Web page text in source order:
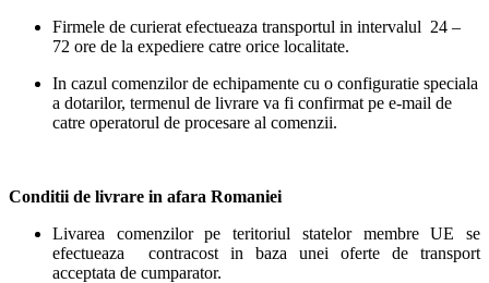
Firmele de curierat efectueaza transportul in intervalul 24 –
72 ore de la expediere catre orice localitate.
In cazul comenzilor de echipamente cu o configuratie speciala
a dotarilor, termenul de livrare va fi confirmat pe e-mail de
catre operatorul de procesare al comenzii.
Conditii de livrare in afara Romaniei
Livarea comenzilor pe teritoriul statelor membre UE se
efectueaza contracost in baza unei oferte de transport
acceptata de cumparator.